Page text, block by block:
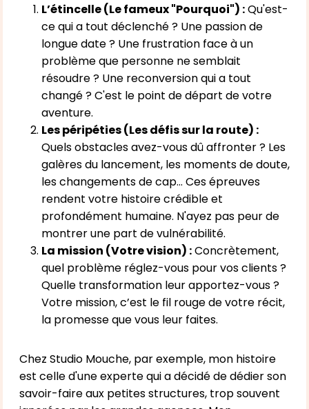
L’étincelle (Le fameux "Pourquoi") :Qu'est-
ce qui a tout déclenché ? Une passion de
longue date ? Une frustration face à un
problème que personne ne semblait
résoudre ? Une reconversion qui a tout
changé ? C'est le point de départ de votre
aventure.
Les péripéties (Les défis sur la route) :
Quels obstacles avez-vous dû affronter ? Les
galères du lancement, les moments de doute,
les changements de cap… Ces épreuves
rendent votre histoire crédible et
profondément humaine. N'ayez pas peur de
montrer une part de vulnérabilité.
La mission (Votre vision) :Concrètement,
quel problème réglez-vous pour vos clients ?
Quelle transformation leur apportez-vous ?
Votre mission, c’est le fil rouge de votre récit,
la promesse que vous leur faites.
Chez Studio Mouche, par exemple, mon histoire
est celle d'une experte qui a décidé de dédier son
savoir-faire aux petites structures, trop souvent